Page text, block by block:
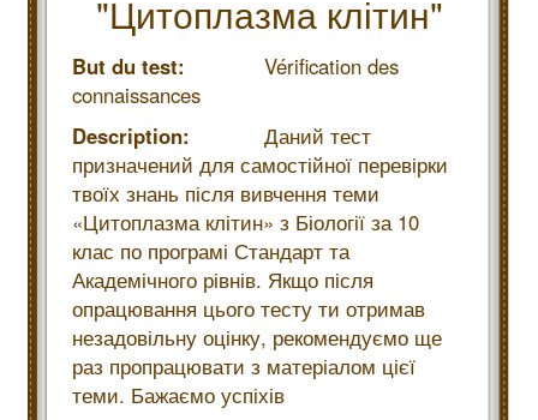
"Цитоплазма клітин"
But du test:
Vérification des
connaissances
Description:
Даний тест
призначений для самостійної перевірки
твоїх знань після вивчення теми
«Цитоплазма клітин» з Біології за 10
клас по програмі Стандарт та
Академічного рівнів. Якщо після
опрацювання цього тесту ти отримав
незадовільну оцінку, рекомендуємо ще
раз пропрацювати з матеріалом цієї
теми. Бажаємо успіхів